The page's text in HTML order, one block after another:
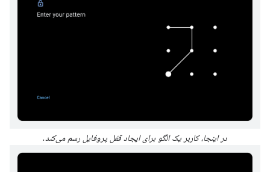
در اینجا، کاربر یک الگو برای ایجاد قفل پروفایل رسم می‌کند.